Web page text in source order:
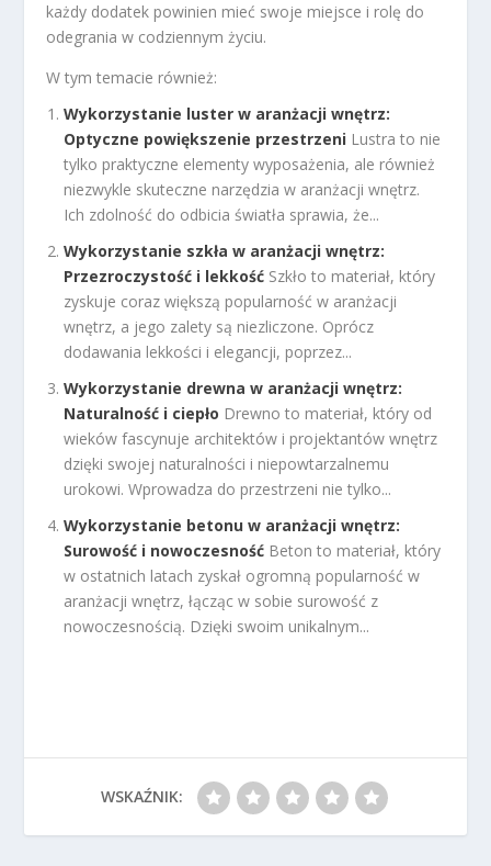
każdy dodatek powinien mieć swoje miejsce i rolę do
odegrania w codziennym życiu.
W tym temacie również:
Wykorzystanie luster w aranżacji wnętrz:
Optyczne powiększenie przestrzeni Lustra to nie
tylko praktyczne elementy wyposażenia, ale również
niezwykle skuteczne narzędzia w aranżacji wnętrz.
Ich zdolność do odbicia światła sprawia, że...
Wykorzystanie szkła w aranżacji wnętrz:
Przezroczystość i lekkość Szkło to materiał, który
zyskuje coraz większą popularność w aranżacji
wnętrz, a jego zalety są niezliczone. Oprócz
dodawania lekkości i elegancji, poprzez...
Wykorzystanie drewna w aranżacji wnętrz:
Naturalność i ciepło Drewno to materiał, który od
wieków fascynuje architektów i projektantów wnętrz
dzięki swojej naturalności i niepowtarzalnemu
urokowi. Wprowadza do przestrzeni nie tylko...
Wykorzystanie betonu w aranżacji wnętrz:
Surowość i nowoczesność Beton to materiał, który
w ostatnich latach zyskał ogromną popularność w
aranżacji wnętrz, łącząc w sobie surowość z
nowoczesnością. Dzięki swoim unikalnym...
WSKAŹNIK: